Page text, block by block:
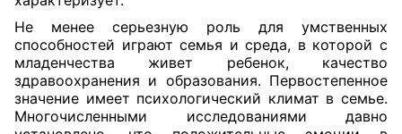
Не менее серьезную роль для умственных
способностей играют семья и среда, в которой с
младенчества живет ребенок, качество
здравоохранения и образования. Первостепенное
значение имеет психологический климат в семье.
Многочисленными исследованиями давно